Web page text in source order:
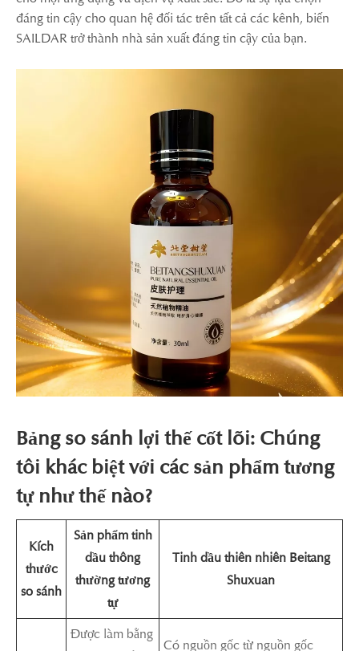
đáng tin cậy cho quan hệ đối tác trên tất cả các kênh, biến
SAILDAR trở thành nhà sản xuất đáng tin cậy của bạn.
Bảng so sánh lợi thế cốt lõi: Chúng
tôi khác biệt với các sản phẩm tương
tự như thế nào?
Kích
thước
so sánh
Sản phẩm tinh
dầu thông
thường tương
tự
Tinh dầu thiên nhiên Beitang
Shuxuan
Được làm bằng
Có nguồn gốc từ nguồn gốc